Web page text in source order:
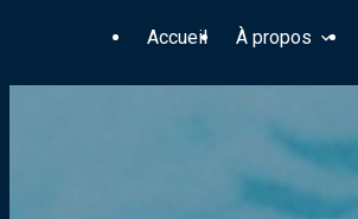
Accueil À propos